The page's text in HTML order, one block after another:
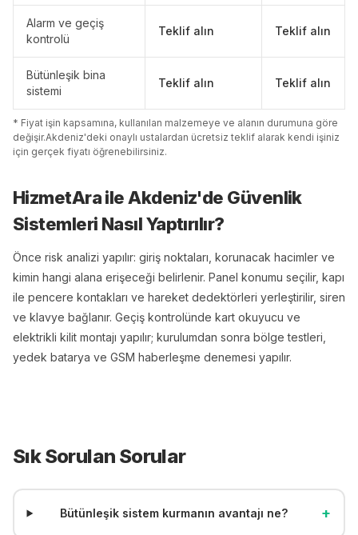
Alarm ve geçiş
kontrolü
Teklif alın Teklif alın
Bütünleşik bina
sistemi
Teklif alın Teklif alın
* Fiyat işin kapsamına, kullanılan malzemeye ve alanın durumuna göre
değişir.Akdeniz'deki onaylı ustalardan ücretsiz teklif alarak kendi işiniz
için gerçek fiyatı öğrenebilirsiniz.
HizmetAra ileAkdeniz'de Güvenlik
Sistemleri Nasıl Yaptırılır?
Önce risk analizi yapılır: giriş noktaları, korunacak hacimler ve
kimin hangi alana erişeceği belirlenir. Panel konumu seçilir, kapı
ile pencere kontakları ve hareket dedektörleri yerleştirilir, siren
ve klavye bağlanır. Geçiş kontrolünde kart okuyucu ve
elektrikli kilit montajı yapılır; kurulumdan sonra bölge testleri,
yedek batarya ve GSM haberleşme denemesi yapılır.
Sık Sorulan Sorular
Bütünleşik sistem kurmanın avantajı ne? +